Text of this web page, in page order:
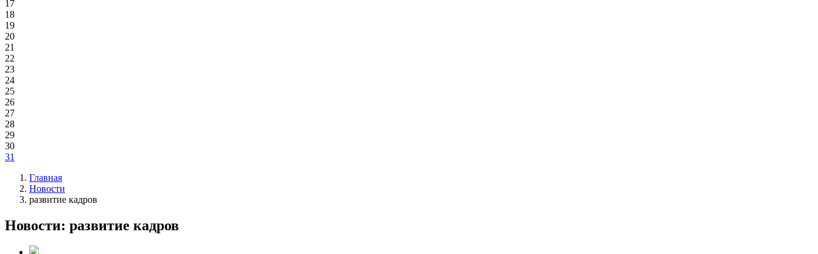
17
18
19
20
21
22
23
24
25
26
27
28
29
30
31
Главная
Новости
развитие кадров
Новости: развитие кадров